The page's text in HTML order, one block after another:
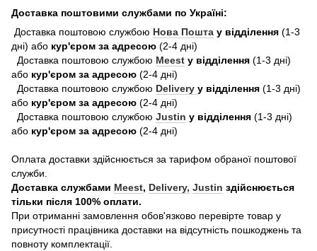
Доставка поштовими службами по Україні:
Доставка поштовою службою Нова Пошта у відділення (1-3
дні) або кур'єром за адресою (2-4 дні)
Доставка поштовою службою Meest у відділення (1-3 дні)
або кур'єром за адресою (2-4 дні)
Доставка поштовою службою Delivery у відділення (1-3 дні)
або кур'єром за адресою (2-4 дні)
Доставка поштовою службою Justin у відділення (1-3 дні)
або кур'єром за адресою (2-4 дні)
Оплата доставки здійснюється за тарифом обраної поштової
служби.
Доставка службами Meest, Delivery, Justin здійснюється
тільки після 100% оплати.
При отриманні замовлення обов'язково перевірте товар у
присутності працівника доставки на відсутність пошкоджень та
повноту комплектації.